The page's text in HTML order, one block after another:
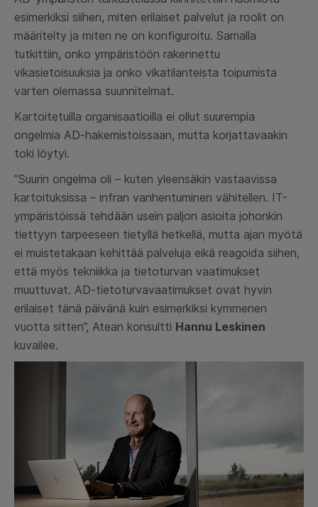
esimerkiksi siihen, miten erilaiset palvelut ja roolit on
määritelty ja miten ne on konfiguroitu. Samalla
tutkittiin, onko ympäristöön rakennettu
vikasietoisuuksia ja onko vikatilanteista toipumista
varten olemassa suunnitelmat.
Kartoitetuilla organisaatioilla ei ollut suurempia
ongelmia AD-hakemistoissaan, mutta korjattavaakin
toki löytyi.
”Suurin ongelma oli – kuten yleensäkin vastaavissa
kartoituksissa – infran vanhentuminen vähitellen. IT-
ympäristöissä tehdään usein paljon asioita johonkin
tiettyyn tarpeeseen tietyllä hetkellä, mutta ajan myötä
ei muistetakaan kehittää palveluja eikä reagoida siihen,
että myös tekniikka ja tietoturvan vaatimukset
muuttuvat. AD-tietoturvavaatimukset ovat hyvin
erilaiset tänä päivänä kuin esimerkiksi kymmenen
vuotta sitten”, Atean konsultti Hannu Leskinen
kuvailee.